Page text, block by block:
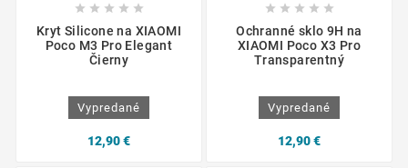
    
Kryt Silicone na XIAOMI
Poco M3 Pro Elegant
Čierny
Vypredané
12,90 €
    
Ochranné sklo 9H na
XIAOMI Poco X3 Pro
Transparentný
Vypredané
12,90 €